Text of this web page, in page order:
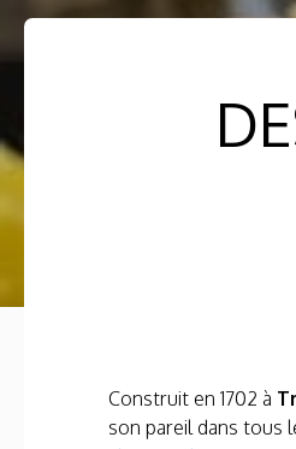
Construit en 1702 à
son pareil dans tous